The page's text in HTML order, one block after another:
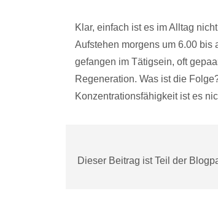
Klar, einfach ist es im Alltag
Aufstehen morgens um 6.00 bis
gefangen im Tätigsein, oft
Regeneration. Was ist die
Konzentrationsfähigkeit ist es
Dieser Beitrag ist Teil der